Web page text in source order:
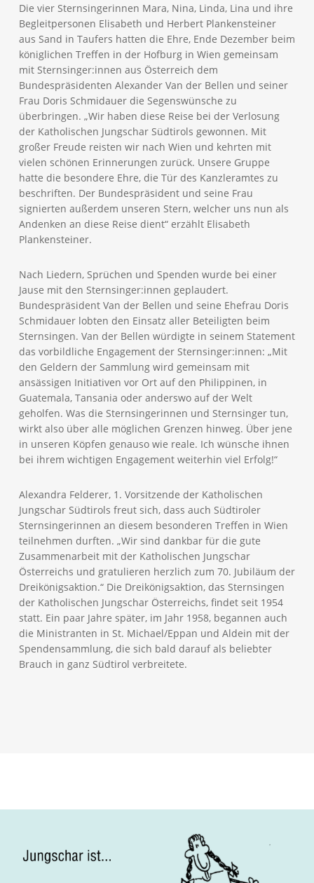
Die vier Sternsingerinnen Mara, Nina, Linda, Lina und ihre
Begleitpersonen Elisabeth und Herbert Plankensteiner
aus Sand in Taufers hatten die Ehre, Ende Dezember beim
königlichen Treffen in der Hofburg in Wien gemeinsam
mit Sternsinger:innen aus Österreich dem
Bundespräsidenten Alexander Van der Bellen und seiner
Frau Doris Schmidauer die Segenswünsche zu
überbringen. „Wir haben diese Reise bei der Verlosung
der Katholischen Jungschar Südtirols gewonnen. Mit
großer Freude reisten wir nach Wien und kehrten mit
vielen schönen Erinnerungen zurück. Unsere Gruppe
hatte die besondere Ehre, die Tür des Kanzleramtes zu
beschriften. Der Bundespräsident und seine Frau
signierten außerdem unseren Stern, welcher uns nun als
Andenken an diese Reise dient“ erzählt Elisabeth
Plankensteiner.
Nach Liedern, Sprüchen und Spenden wurde bei einer
Jause mit den Sternsinger:innen geplaudert.
Bundespräsident Van der Bellen und seine Ehefrau Doris
Schmidauer lobten den Einsatz aller Beteiligten beim
Sternsingen. Van der Bellen würdigte in seinem Statement
das vorbildliche Engagement der Sternsinger:innen: „Mit
den Geldern der Sammlung wird gemeinsam mit
ansässigen Initiativen vor Ort auf den Philippinen, in
Guatemala, Tansania oder anderswo auf der Welt
geholfen. Was die Sternsingerinnen und Sternsinger tun,
wirkt also über alle möglichen Grenzen hinweg. Über jene
in unseren Köpfen genauso wie reale. Ich wünsche ihnen
bei ihrem wichtigen Engagement weiterhin viel Erfolg!“
Alexandra Felderer, 1. Vorsitzende der Katholischen
Jungschar Südtirols freut sich, dass auch Südtiroler
Sternsingerinnen an diesem besonderen Treffen in Wien
teilnehmen durften. „Wir sind dankbar für die gute
Zusammenarbeit mit der Katholischen Jungschar
Österreichs und gratulieren herzlich zum 70. Jubiläum der
Dreikönigsaktion.“ Die Dreikönigsaktion, das Sternsingen
der Katholischen Jungschar Österreichs, findet seit 1954
statt. Ein paar Jahre später, im Jahr 1958, begannen auch
die Ministranten in St. Michael/Eppan und Aldein mit der
Spendensammlung, die sich bald darauf als beliebter
Brauch in ganz Südtirol verbreitete.